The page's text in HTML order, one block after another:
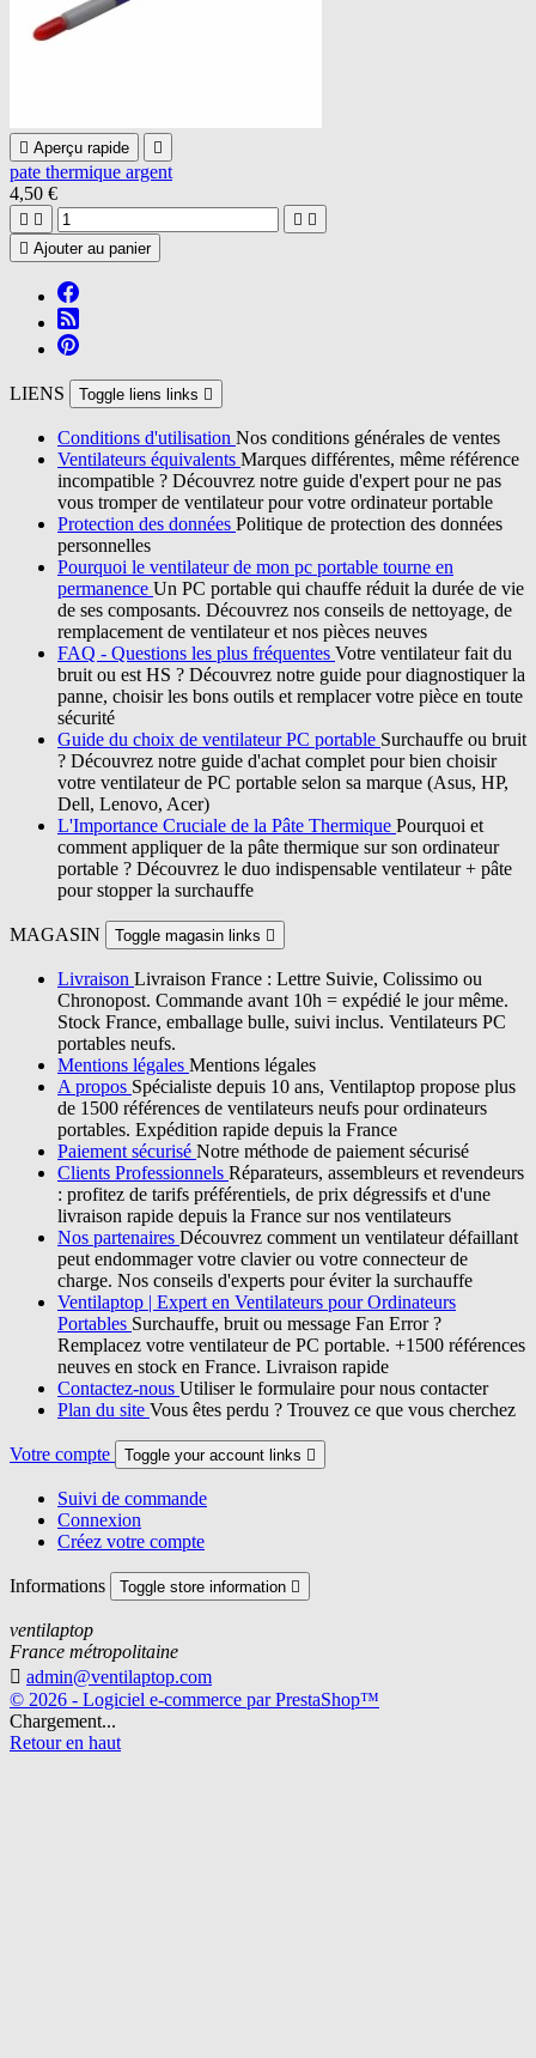
 Aperçu rapide 
pate thermique argent
4,50 €
   
 Ajouter au panier
LIENS Toggle liens links 
Conditions d'utilisation Nos conditions générales de ventes
Ventilateurs équivalents Marques différentes, même référence
incompatible ? Découvrez notre guide d'expert pour ne pas
vous tromper de ventilateur pour votre ordinateur portable
Protection des données Politique de protection des données
personnelles
Pourquoi le ventilateur de mon pc portable tourne en
permanence Un PC portable qui chauffe réduit la durée de vie
de ses composants. Découvrez nos conseils de nettoyage, de
remplacement de ventilateur et nos pièces neuves
FAQ - Questions les plus fréquentes Votre ventilateur fait du
bruit ou est HS ? Découvrez notre guide pour diagnostiquer la
panne, choisir les bons outils et remplacer votre pièce en toute
sécurité
Guide du choix de ventilateur PC portable Surchauffe ou bruit
? Découvrez notre guide d'achat complet pour bien choisir
votre ventilateur de PC portable selon sa marque (Asus, HP,
Dell, Lenovo, Acer)
L'Importance Cruciale de la Pâte Thermique Pourquoi et
comment appliquer de la pâte thermique sur son ordinateur
portable ? Découvrez le duo indispensable ventilateur + pâte
pour stopper la surchauffe
MAGASIN Toggle magasin links 
Livraison Livraison France : Lettre Suivie, Colissimo ou
Chronopost. Commande avant 10h = expédié le jour même.
Stock France, emballage bulle, suivi inclus. Ventilateurs PC
portables neufs.
Mentions légales Mentions légales
A propos Spécialiste depuis 10 ans, Ventilaptop propose plus
de 1500 références de ventilateurs neufs pour ordinateurs
portables. Expédition rapide depuis la France
Paiement sécurisé Notre méthode de paiement sécurisé
Clients Professionnels Réparateurs, assembleurs et revendeurs
: profitez de tarifs préférentiels, de prix dégressifs et d'une
livraison rapide depuis la France sur nos ventilateurs
Nos partenaires Découvrez comment un ventilateur défaillant
peut endommager votre clavier ou votre connecteur de
charge. Nos conseils d'experts pour éviter la surchauffe
Ventilaptop | Expert en Ventilateurs pour Ordinateurs
Portables Surchauffe, bruit ou message Fan Error ?
Remplacez votre ventilateur de PC portable. +1500 références
neuves en stock en France. Livraison rapide
Contactez-nous Utiliser le formulaire pour nous contacter
Plan du site Vous êtes perdu ? Trouvez ce que vous cherchez
Votre compte Toggle your account links 
Suivi de commande
Connexion
Créez votre compte
Informations Toggle store information 
ventilaptop
France métropolitaine
 admin@ventilaptop.com
© 2026 - Logiciel e-commerce par PrestaShop™
Chargement...
Retour en haut